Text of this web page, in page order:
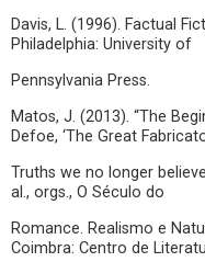
Davis, L. (1996). Factual
Philadelphia: University of
Pennsylvania Press.
Matos, J. (2013). “The
Defoe, ‘The Great
Truths we no longer
al., orgs., O Século do
Romance. Realismo e
Coimbra: Centro de